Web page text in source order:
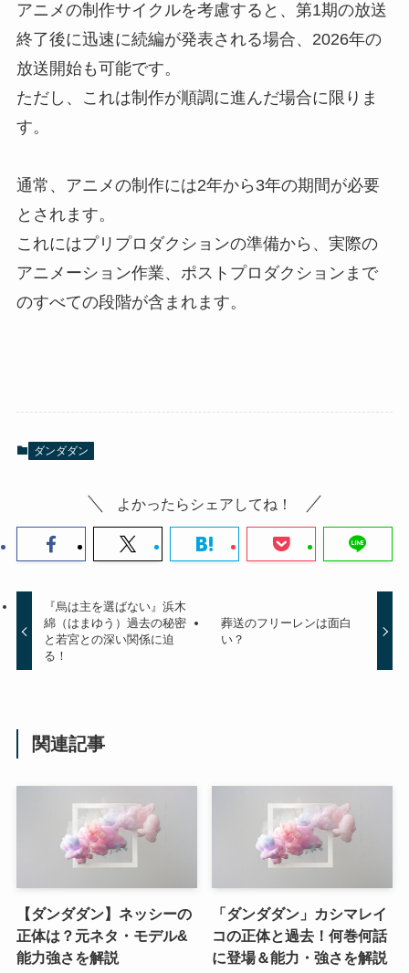
アニメの制作サイクルを考慮すると、第1期の放送
終了後に迅速に続編が発表される場合、2026年の
放送開始も可能です。
ただし、これは制作が順調に進んだ場合に限りま
す。
通常、アニメの制作には2年から3年の期間が必要
とされます。
これにはプリプロダクションの準備から、実際の
アニメーション作業、ポストプロダクションまで
のすべての段階が含まれます。
ダンダダン
よかったらシェアしてね！
『烏は主を選ばない』浜木
綿（はまゆう）過去の秘密
と若宮との深い関係に迫
る！
葬送のフリーレンは面白
い？
関連記事
【ダンダダン】ネッシーの
正体は？元ネタ・モデル&
能力強さを解説
「ダンダダン」カシマレイ
コの正体と過去！何巻何話
に登場＆能力・強さを解説